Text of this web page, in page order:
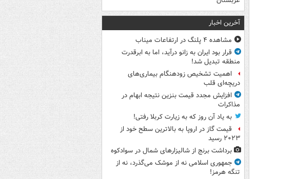
آخرین اخبار
مشاهده ۴ پلنگ در ارتفاعات میناب
قرار بود ایران به زانو درآید، اما به ابرقدرت
منطقه تبدیل شد!
اهمیت تشخیص زودهنگام بیماری‌های
دریچه‌ای قلب
افزایش مجدد قیمت بنزین نتیجه ابهام در
مذاکرات
به یاد آن روز که به زیارت کربلا رفتی!
قیمت گاز در اروپا به بالاترین سطح خود از
۲۰۲۳ رسید
برداشت برنج از شالیزارهای شمال در سوادکوه
جمهوری اسلامی نه از موشک می‌گذرد، نه از
تنگه هرمز!